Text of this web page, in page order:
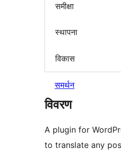
समीक्षा
स्थापना
विकास
समर्थन
विवरण
A plugin for
to translate any